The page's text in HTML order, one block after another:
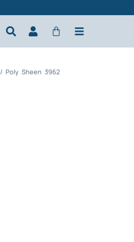
/ Poly Sheen 3962